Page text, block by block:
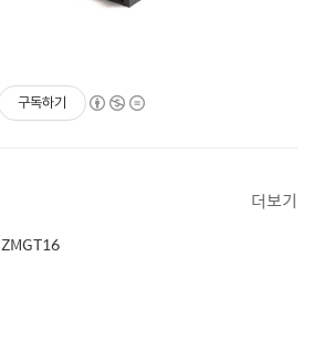
구독하기
더보기
ZMGT16